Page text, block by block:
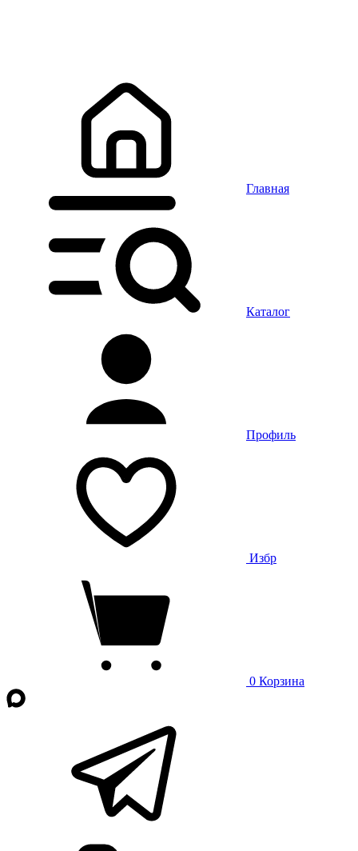
Главная
Каталог
Профиль
Избр
0 Корзина